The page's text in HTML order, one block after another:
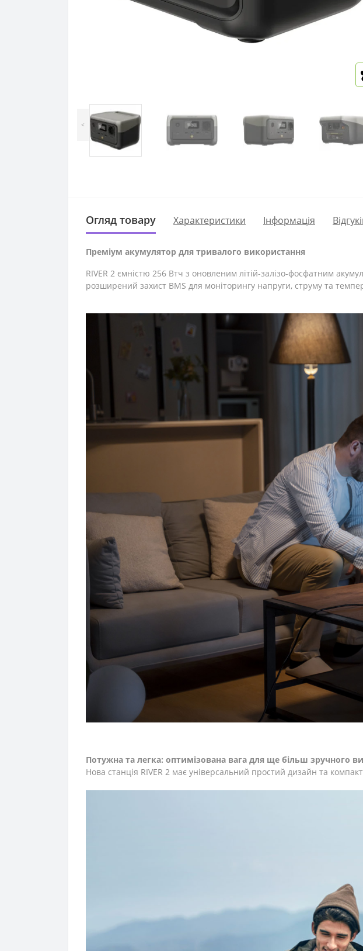
<
Огляд товару Характеристики Iнформація
Преміум акумулятор для тривалого використання
RIVER 2 ємністю 256 Втч з оновленим літій-залізо-фосфатним
розширений захист BMS для моніторингу напруги, струму та
Потужна та легка: оптимізована вага для ще більш зручного
Нова станція RIVER 2 має універсальний простий дизайн та